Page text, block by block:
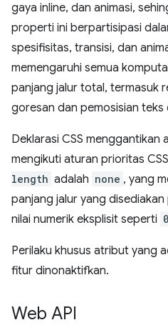
gaya inline, dan animasi,
properti ini berpartisipasi
spesifisitas, transisi, dan
memengaruhi semua
panjang jalur total, termasuk
goresan dan pemosisian teks
Deklarasi CSS
mengikuti aturan prioritas
length adalah none , yang
panjang jalur yang
nilai numerik eksplisit seperti 0
Perilaku khusus atribut yang
fitur dinonaktifkan.
Web API